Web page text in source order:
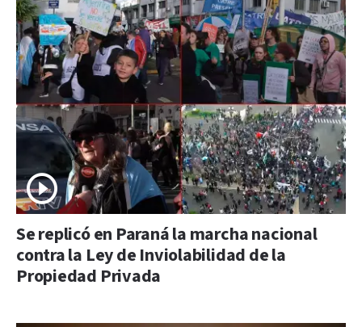
Se replicó en Paraná la marcha nacional
contra la Ley de Inviolabilidad de la
Propiedad Privada